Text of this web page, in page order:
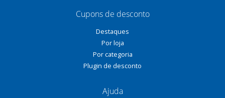
Cupons de desconto
Destaques
Por loja
Por categoria
Plugin de desconto
Ajuda